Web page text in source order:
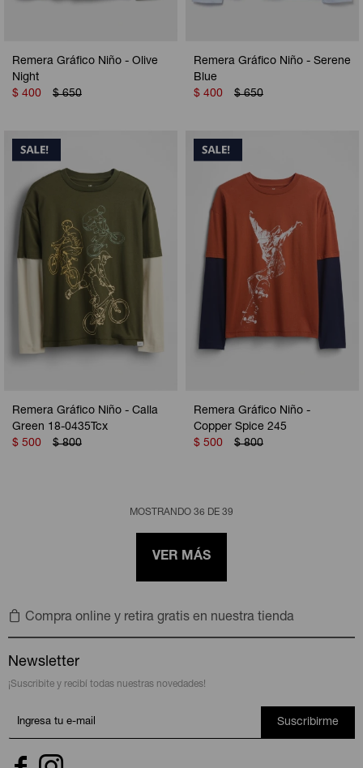
Remera Gráfico Niño - Olive
Night
$ 400 $ 650
Remera Gráfico Niño - Serene
Blue
$ 400 $ 650
Remera Gráfico Niño - Calla
Green 18-0435Tcx
$ 500 $ 800
Remera Gráfico Niño -
Copper Spice 245
$ 500 $ 800
MOSTRANDO 36 DE 39
VER MÁS
Compra online y retira gratis en nuestra tienda
Newsletter
¡Suscribite y recibí todas nuestras novedades!
Suscribirme